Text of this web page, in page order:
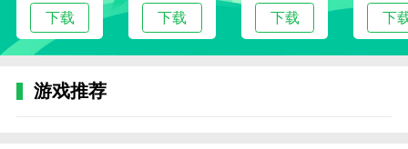
供玩家自由搭配，以及空袭、空投和缩圈等战术元素。
情况变化很快，要求玩家不断消灭对手，直到只剩下一
个人或一支团队。
绝地求生未来之役新手教程
下载 下载 下载 下
游戏推荐